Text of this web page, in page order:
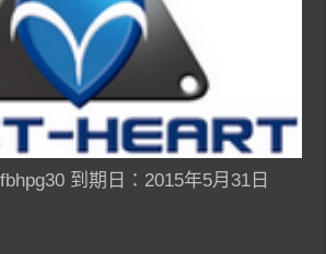
到期日：2015年5月31日